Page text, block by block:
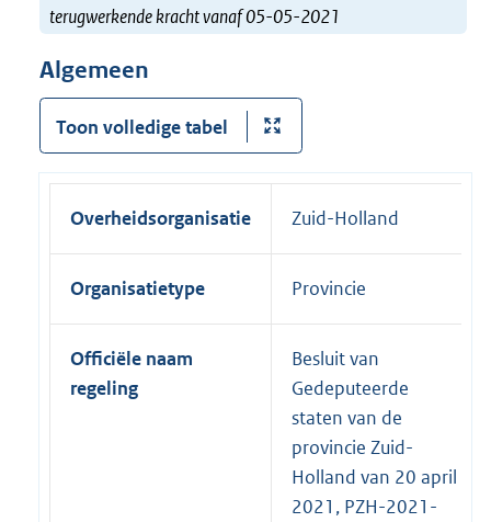
terugwerkende kracht vanaf 05-05-2021
Algemeen
Toon volledige tabel
Overheidsorganisatie Zuid-Holland
Organisatietype Provincie
Officiële naam
regeling
Besluit van
Gedeputeerde
staten van de
provincie Zuid-
Holland van 20 april
2021, PZH-2021-